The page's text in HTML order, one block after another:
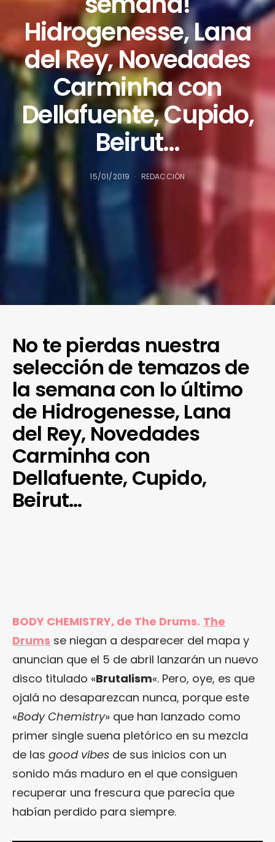
Hidrogenesse, Lana
del Rey, Novedades
Carminha con
Dellafuente, Cupido,
Beirut…
15/01/2019 REDACCIÓN
No te pierdas nuestra
selección de temazos de
la semana con lo último
de Hidrogenesse, Lana
del Rey, Novedades
Carminha con
Dellafuente, Cupido,
Beirut…
BODY CHEMISTRY, de The Drums. The
Drums se niegan a desparecer del mapa y
anuncian que el 5 de abril lanzarán un nuevo
disco titulado «Brutalism«. Pero, oye, es que
ojalá no desaparezcan nunca, porque este
«Body Chemistry» que han lanzado como
primer single suena pletórico en su mezcla
de las good vibes de sus inicios con un
sonido más maduro en el que consiguen
recuperar una frescura que parecía que
habían perdido para siempre.